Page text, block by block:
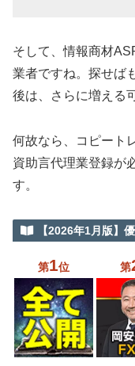
そして、情報商材
業者ですね。探せば
後は、さらに増える
何故なら、コピート
資助言代理業登録が
す。
【2026年1月版
第1位 第